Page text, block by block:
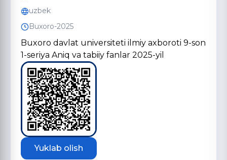
uzbek
Buxoro-2025
Buxoro davlat universiteti ilmiy axboroti 9-son
1-seriya Aniq va tabiiy fanlar 2025-yil
Yuklab olish